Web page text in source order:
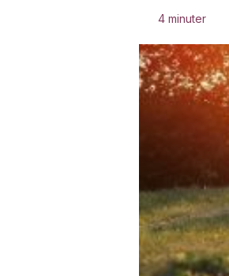
4 minuter